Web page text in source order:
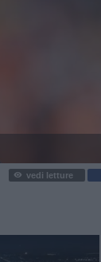
vedi letture